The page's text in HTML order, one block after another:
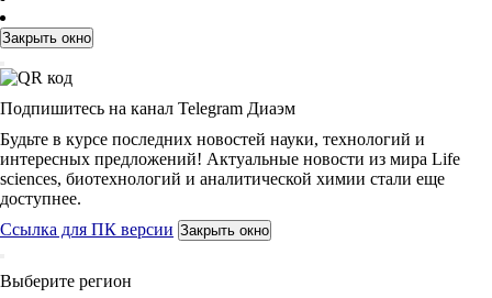
Закрыть окно
Подпишитесь на канал Telegram Диаэм
Будьте в курсе последних новостей науки, технологий и
интересных предложений! Актуальные новости из мира Life
sciences, биотехнологий и аналитической химии стали еще
доступнее.
Ссылка для ПК версии Закрыть окно
Выберите регион